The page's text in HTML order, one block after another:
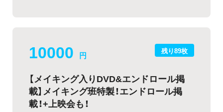
残り89枚
10000 円
【メイキング入りDVD&エンドロール掲
載】メイキング班特製！エンドロール掲
載！+上映会も！